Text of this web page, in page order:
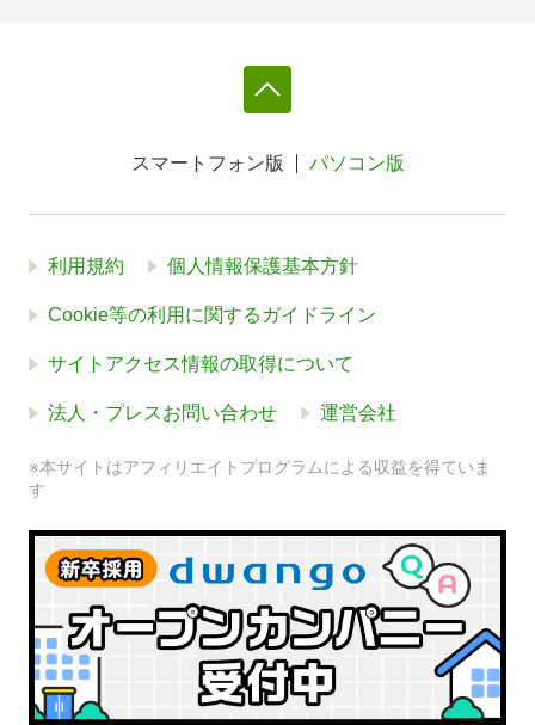
スマートフォン版 パソコン版
利用規約 個人情報保護基本方針
Cookie等の利用に関するガイドライン
サイトアクセス情報の取得について
法人・プレスお問い合わせ 運営会社
※本サイトはアフィリエイトプログラムによる収益を得ていま
す